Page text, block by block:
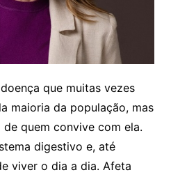
que muitas vezes
maioria da população, mas
quem convive com ela.
digestivo e, até
viver o dia a dia. Afeta